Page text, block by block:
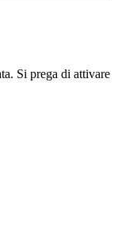
Si prega di attivare